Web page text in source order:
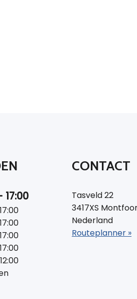
17:00
CONTACT
Tasveld 22
3417XS
Nederland
Routeplanner »